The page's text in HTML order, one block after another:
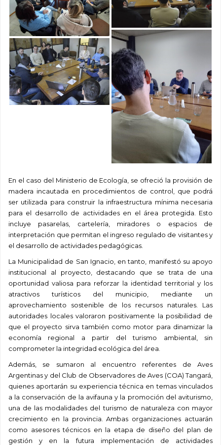
En el caso del Ministerio de Ecología, se ofreció la provisión de
madera incautada en procedimientos de control, que podrá
ser utilizada para construir la infraestructura mínima necesaria
para el desarrollo de actividades en el área protegida. Esto
incluye
pasarelas, cartelería, miradores o espacios de
interpretación que permitan el ingreso regulado de visitantes y
el desarrollo de actividades pedagógicas.
La Municipalidad de San Ignacio, en tanto, manifestó su apoyo
institucional al proyecto, destacando que se trata de una
oportunidad valiosa para reforzar la identidad territorial y los
atractivos turísticos del municipio, mediante un
aprovechamiento sostenible de los recursos naturales. Las
autoridades locales valoraron positivamente la posibilidad de
que el proyecto sirva también como motor para dinamizar la
economía regional a partir del turismo ambiental, sin
comprometer la integridad ecológica del área.
Además, se sumaron al encuentro referentes de Aves
Argentinas y del Club de Observadores de Aves (COA) Tangará,
quienes aportarán su experiencia técnica en temas vinculados
a la conservación de la avifauna y la promoción del aviturismo,
una de las modalidades del turismo de naturaleza con mayor
crecimiento en la provincia. Ambas organizaciones actuarán
como asesores técnicos en la etapa de diseño del plan de
gestión y en la futura implementación de actividades